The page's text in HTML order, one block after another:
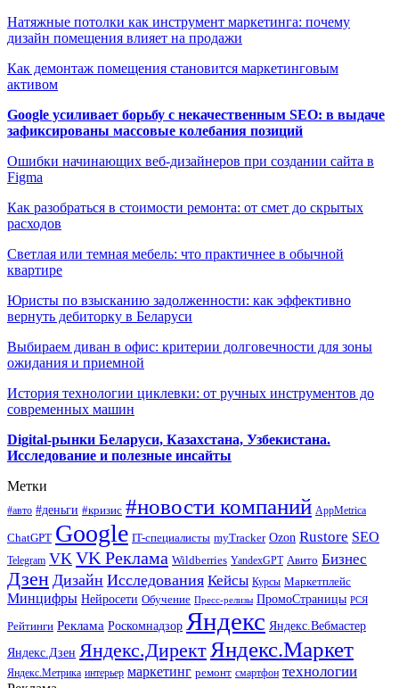
Натяжные потолки как инструмент маркетинга: почему
дизайн помещения влияет на продажи
Как демонтаж помещения становится маркетинговым
активом
Google усиливает борьбу с некачественным SEO: в выдаче
зафиксированы массовые колебания позиций
Ошибки начинающих веб-дизайнеров при создании сайта в
Figma
Как разобраться в стоимости ремонта: от смет до скрытых
расходов
Светлая или темная мебель: что практичнее в обычной
квартире
Юристы по взысканию задолженности: как эффективно
вернуть дебиторку в Беларуси
Выбираем диван в офис: критерии долговечности для зоны
ожидания и приемной
История технологии циклевки: от ручных инструментов до
современных машин
Digital-рынки Беларуси, Казахстана, Узбекистана.
Исследование и полезные инсайты
Метки
#авто #деньги #кризис #новости компаний AppMetrica
ChatGPT Google IT-специалисты myTracker Ozon Rustore SEO
Telegram VK VK Реклама Wildberries YandexGPT Авито Бизнес
Дзен Дизайн Исследования Кейсы Курсы Маркетплейс
Минцифры Нейросети Обучение Пресс-релизы ПромоСтраницы РСЯ
Рейтинги Реклама Роскомнадзор Яндекс Яндекс.Вебмастер
Яндекс.Дзен Яндекс.ДиректЯндекс.Маркет
Яндекс.Метрика интерьер маркетинг ремонт смартфон технологии